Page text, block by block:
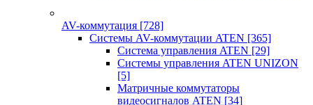
AV-коммутация [728]
Системы AV-коммутации ATEN [365]
Система управления ATEN [29]
Системы управления ATEN UNIZON
[5]
Матричные коммутаторы
видеосигналов ATEN [34]